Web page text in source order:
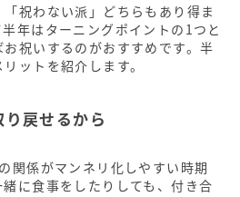
でお泊まりデート
ライズ
の仲を深めよう
祝わない派」どちらもあり得ま
年はターニングポイントの1つと
祝いするのがおすすめです。半
ットを紹介します。
戻せるから
関係がマンネリ化しやすい時期
に食事をしたりしても、付き合